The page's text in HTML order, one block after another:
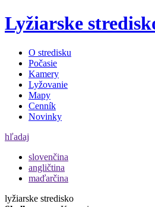
Lyžiarske
O stredisku
Počasie
Kamery
Lyžovanie
Mapy
Cenník
Novinky
hľadaj
slovenčina
angličtina
maďarčina
lyžiarske stredisko